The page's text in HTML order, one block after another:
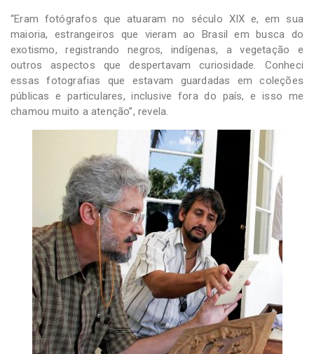
“Eram fotógrafos que atuaram no século XIX e, em sua
maioria, estrangeiros que vieram ao Brasil em busca do
exotismo, registrando negros, indígenas, a vegetação e
outros aspectos que despertavam curiosidade. Conheci
essas fotografias que estavam guardadas em coleções
públicas e particulares, inclusive fora do país, e isso me
chamou muito a atenção”, revela.